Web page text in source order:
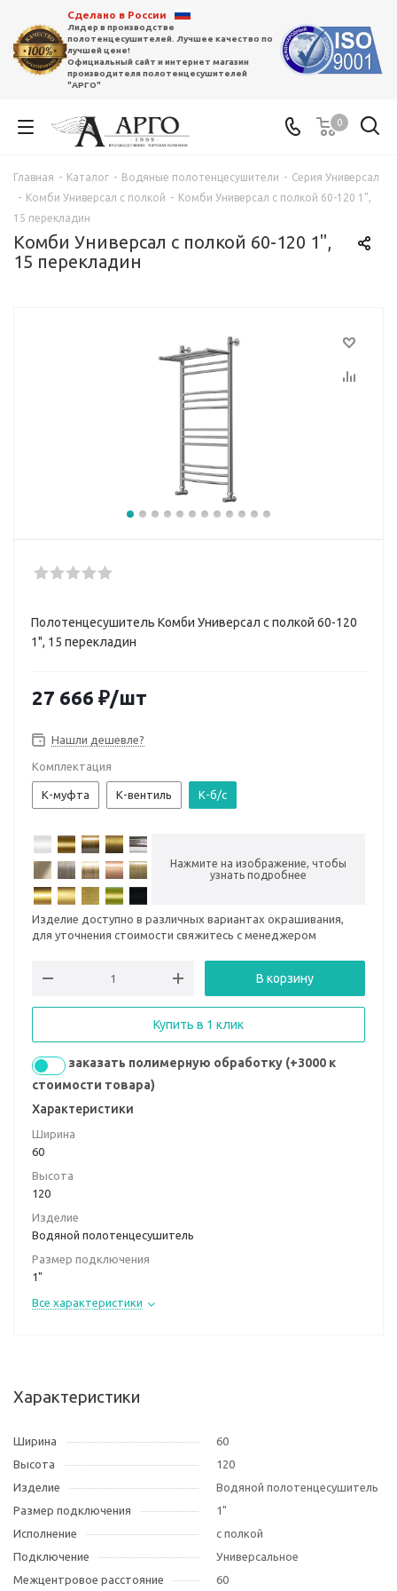
Сделано в России
Лидер в производстве
полотенцесушителей. Лучшее качество по
лучшей цене!
Официальный сайт и интернет магазин
производителя полотенцесушителей
"АРГО"
0
Главная - Каталог - Водяные полотенцесушители - Серия Универсал
- Комби Универсал с полкой - Комби Универсал с полкой 60-120 1",
15 перекладин
Комби Универсал с полкой 60-120 1",
15 перекладин
Полотенцесушитель Комби Универсал с полкой 60-120
1", 15 перекладин
27 666 ₽/шт
Нашли дешевле?
Комплектация
К-муфта К-вентиль К-б/с
Нажмите на изображение, чтобы
узнать подробнее
Изделие доступно в различных вариантах окрашивания,
для уточнения стоимости свяжитесь с менеджером
В корзину
Купить в 1 клик
заказать полимерную обработку (+3000 к
стоимости товара)
Характеристики
Ширина
60
Высота
120
Изделие
Водяной полотенцесушитель
Размер подключения
1"
Все характеристики
Характеристики
Ширина
60
Высота
120
Изделие
Водяной полотенцесушитель
Размер подключения
1"
Исполнение
с полкой
Подключение
Универсальное
Межцентровое расстояние
60